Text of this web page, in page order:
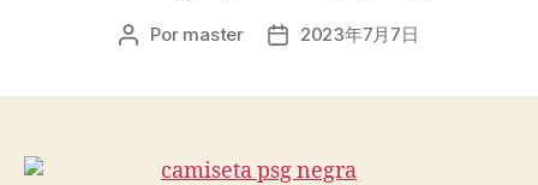
Autor
Por master
Fecha2023年7月7日